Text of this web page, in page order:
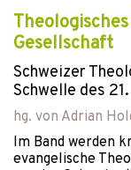
Gesellschaft
Schweizer
Schwelle des
hg. von Adrian
Im Band werden
evangelische